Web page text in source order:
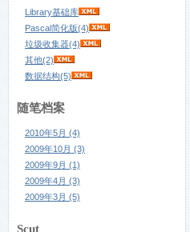
Library基础库
Pascal简化版(4)
垃圾收集器(4)
其他(2)
数据结构(5)
随笔档案
2010年5月 (4)
2009年10月 (3)
2009年9月 (1)
2009年4月 (3)
2009年3月 (5)
Scut